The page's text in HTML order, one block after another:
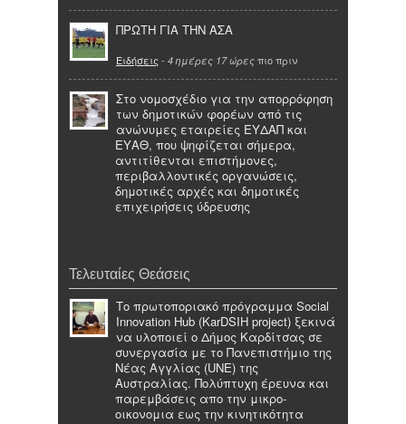
ΠΡΩΤΗ ΓΙΑ ΤΗΝ ΑΣΑ
Ειδήσεις - 4 ημέρες 17 ώρες πιο πριν
Στο νομοσχέδιο για την απορρόφηση
των δημοτικών φορέων από τις
ανώνυμες εταιρείες ΕΥΔΑΠ και
ΕΥΑΘ, που ψηφίζεται σήμερα,
αντιτίθενται επιστήμονες,
περιβαλλοντικές οργανώσεις,
δημοτικές αρχές και δημοτικές
επιχειρήσεις ύδρευσης
Τελευταίες Θεάσεις
Το πρωτοποριακό πρόγραμμα Social
Innovation Hub (KarDSIH project) ξεκινά
να υλοποιεί ο Δήμος Καρδίτσας σε
συνεργασία με το Πανεπιστήμιο της
Νέας Αγγλίας (UNE) της
Αυστραλίας. Πολύπτυχη έρευνα και
παρεμβάσεις απο την μικρο-
οικονομια εως την κινητικότητα